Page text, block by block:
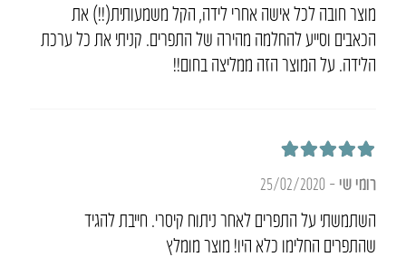
מוצר חובה לכל אישה אחרי לידה, הקל משמעותית(!!) את
הכאבים וסייע להחלמה מהירה של התפרים. קניתי את כל ערכת
הלידה. על המוצר הזה ממליצה בחום!!
רומי שי –
25/02/2020
השתמשתי על התפרים לאחר ניתוח קיסרי. חייבת להגיד
שהתפרים החלימו כלא היו! מוצר מומלץ